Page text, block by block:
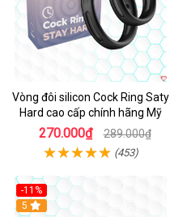
Vòng đôi silicon Cock Ring Saty
Hard cao cấp chính hãng Mỹ
270.000₫ 289.000₫
(453)
-11%
5